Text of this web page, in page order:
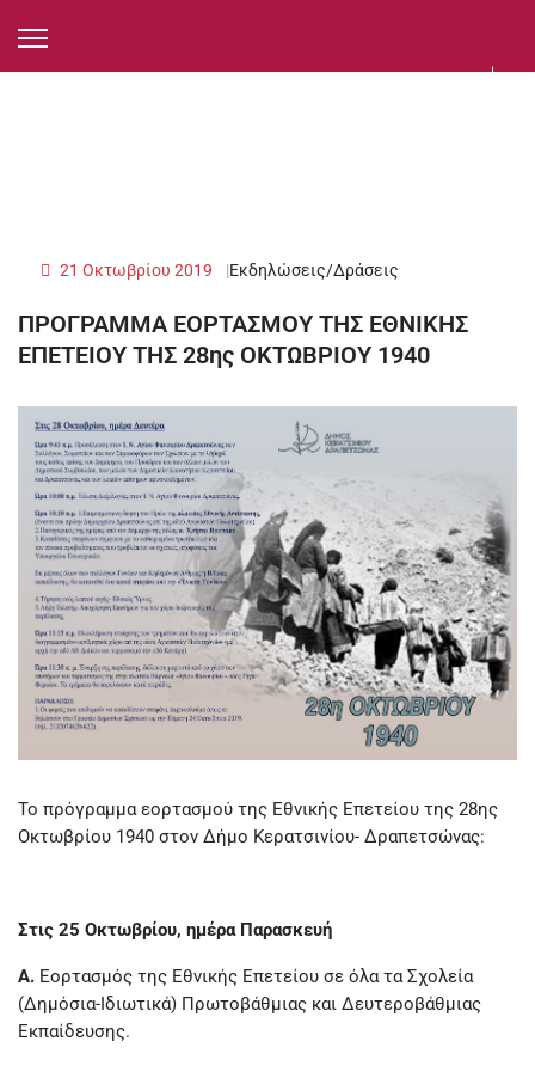
Εκδηλώσεις/Δράσεις
21 Οκτωβρίου 2019
ΠΡΟΓΡΑΜΜΑ ΕΟΡΤΑΣΜΟΥ ΤΗΣ ΕΘΝΙΚΗΣ
ΕΠΕΤΕΙΟΥ ΤΗΣ 28ης ΟΚΤΩΒΡΙΟΥ 1940
Το πρόγραμμα εορτασμού της Εθνικής Επετείου της 28ης
Οκτωβρίου 1940 στον Δήμο Κερατσινίου- Δραπετσώνας:
Στις 25 Οκτωβρίου, ημέρα Παρασκευή
Α. Εορτασμός της Εθνικής Επετείου σε όλα τα Σχολεία
(Δημόσια-Ιδιωτικά) Πρωτοβάθμιας και Δευτεροβάθμιας
Εκπαίδευσης.